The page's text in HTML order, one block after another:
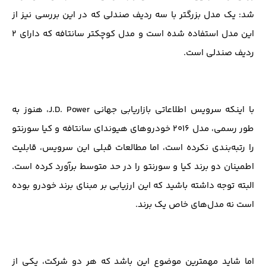
شد: یک مدل بزرگتر با سه ردیف صندلی که در این بررسی نیز از
این مدل استفاده شده است و مدل کوچکتر سانتافه که دارای ۲
ردیف صندلی است.
با اینکه سرویس اطلاعاتی بازاریابی جهانی J.D. Power، هنوز به
طور رسمی، مدل ۲۰۱۶ خودروهای هیوندای سانتافه و کیا سورنتو
را رتبه‌بندی نکرده است، اما مطالعات قبلی این سرویس، قابلیت
اطمینان دو برند کیا و سورنتو را در حد متوسط برآورد کرده است.
البته توجه داشته باشید که این ارزیابی بر مبنای برند خودرو بوده
است نه مدل‌های خاص یک برند.
اما شاید مهمترین موضوع این باشد که هر دو شرکت، یکی از